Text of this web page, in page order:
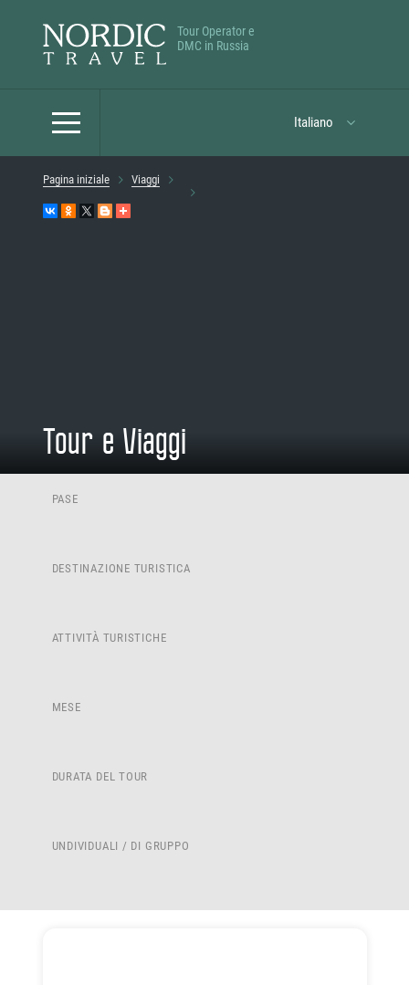
Tour Operator e
DMC in Russia
Italiano
Pagina iniziale Viaggi
Tour e Viaggi
PASE
DESTINAZIONE TURISTICA
ATTIVITÀ TURISTICHE
MESE
DURATA DEL TOUR
UNDIVIDUALI / DI GRUPPO